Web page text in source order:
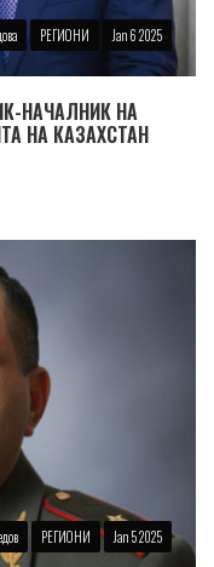
РЕГИОНИ Jan 6 2025
НАЧАЛНИК НА
НА КАЗАХСТАН
РЕГИОНИ Jan 5 2025